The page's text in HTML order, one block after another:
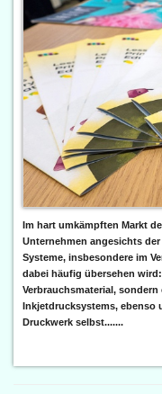
Im hart umkämpften Markt
Unternehmen angesichts
Systeme, insbesondere im
dabei häufig übersehen
Verbrauchsmaterial,
Inkjetdrucksystems, ebenso
Druckwerk selbst.......